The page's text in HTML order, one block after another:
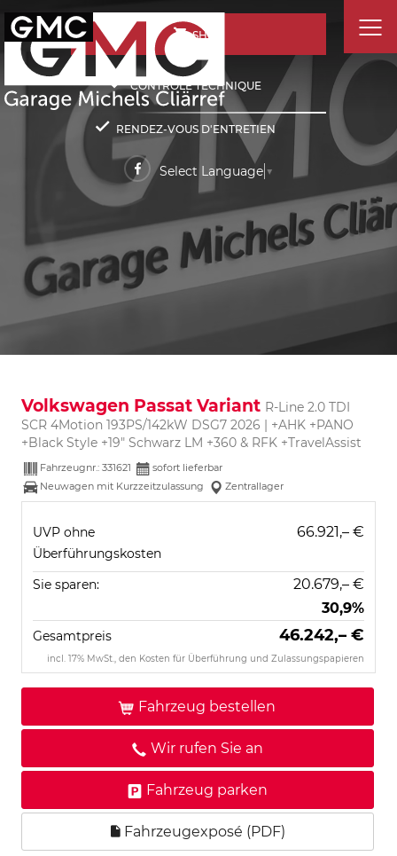
SHOP
CONTRÔLE TECHNIQUE
RENDEZ-VOUS D'ENTRETIEN
Select Language ▼
Volkswagen Passat Variant R-Line 2.0 TDI
SCR 4Motion 193PS/142kW DSG7 2026 | +AHK +PANO
+Black Style +19" Schwarz LM +360 & RFK +TravelAssist
Fahrzeugnr.: 331621
sofort lieferbar
Neuwagen mit Kurzzeitzulassung
Zentrallager
UVP ohne
Überführungskosten
66.921,– €
Sie sparen:
20.679,– €
30,9%
Gesamtpreis 46.242,– €
incl. 17% MwSt., den Kosten für Überführung und Zulassungspapieren
Fahrzeug bestellen
Wir rufen Sie an
Fahrzeug parken
Fahrzeugexposé (PDF)